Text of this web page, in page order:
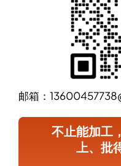
邮箱：
不止能加工
上、批